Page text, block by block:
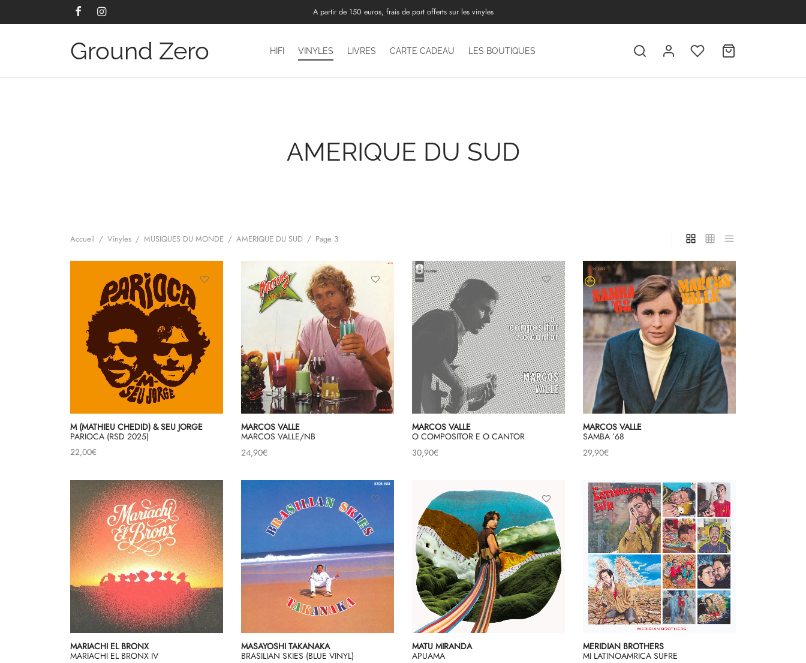
A partir de 150 euros, frais de port offerts sur les vinyles
Ground Zero HIFI VINYLES LIVRES CARTE CADEAU LES BOUTIQUES
AMERIQUE DU SUD
Accueil / Vinyles / MUSIQUES DU MONDE / AMERIQUE DU SUD / Page 3
M (MATHIEU CHEDID) & SEU JORGE
PARIOCA (RSD 2025)
22,00€
MARCOS VALLE
MARCOS VALLE/NB
24,90€
MARCOS VALLE
O COMPOSITOR E O CANTOR
30,90€
MARCOS VALLE
SAMBA ’68
29,90€
MARIACHI EL BRONX
MARIACHI EL BRONX IV
MASAYOSHI TAKANAKA
BRASILIAN SKIES (BLUE VINYL)
MATU MIRANDA
APUAMA
MERIDIAN BROTHERS
MI LATINOAMRICA SUFRE